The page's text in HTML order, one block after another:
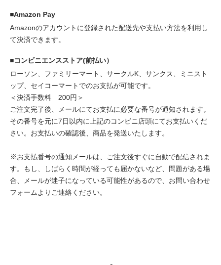
■Amazon Pay
Amazonのアカウントに登録された配送先や支払い方法を利用し
て決済できます。
■コンビニエンスストア(前払い）
ローソン、ファミリーマート、サークルK、サンクス、ミニスト
ップ、セイコーマートでのお支払が可能です。
＜決済手数料 200円＞
ご注文完了後、メールにてお支払に必要な番号が通知されます。
その番号を元に7日以内に上記のコンビニ店頭にてお支払いくだ
さい。お支払いの確認後、商品を発送いたします。
※お支払番号の通知メールは、ご注文後すぐに自動で配信されま
す。もし、しばらく時間が経っても届かないなど、問題がある場
合、メールが迷子になっている可能性があるので、お問い合わせ
フォームよりご連絡ください。